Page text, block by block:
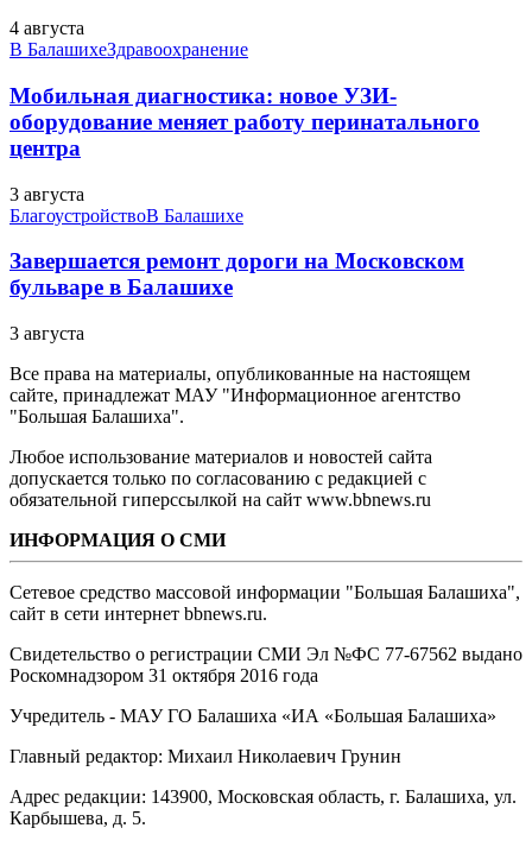
4 августа
В БалашихеЗдравоохранение
Мобильная диагностика: новое УЗИ-
оборудование меняет работу перинатального
центра
3 августа
БлагоустройствоВ Балашихе
Завершается ремонт дороги на Московском
бульваре в Балашихе
3 августа
Все права на материалы, опубликованные на настоящем
сайте, принадлежат МАУ "Информационное агентство
"Большая Балашиха".
Любое использование материалов и новостей сайта
допускается только по согласованию с редакцией с
обязательной гиперссылкой на сайт www.bbnews.ru
ИНФОРМАЦИЯ О СМИ
Сетевое средство массовой информации "Большая Балашиха",
сайт в сети интернет bbnews.ru.
Свидетельство о регистрации СМИ Эл №ФС ‎77-67562 выдано
Роскомнадзором 31 октября 2016 года
Учредитель - МАУ ГО Балашиха «ИА «Большая Балашиха»
Главный редактор: Михаил Николаевич Грунин
Адрес редакции: 143900, Московская область, г. Балашиха, ул.
Карбышева, д. 5.